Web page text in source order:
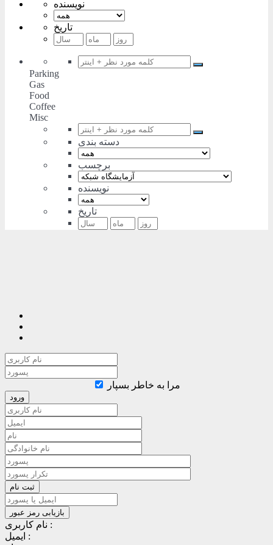
نویسنده
تاریخ
Parking
Gas
Food
Coffee
Misc
دسته بندی
برچسب
نویسنده
تاریخ
مرا به خاطر بسپار
نام کاربری :
ایمیل :